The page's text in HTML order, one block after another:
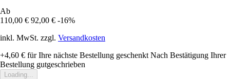
Ab
110,00 € 92,00 € -16%
inkl. MwSt. zzgl. Versandkosten
+4,60 € für Ihre nächste Bestellung geschenkt Nach Bestätigung Ihrer
Bestellung gutgeschrieben
Loading...